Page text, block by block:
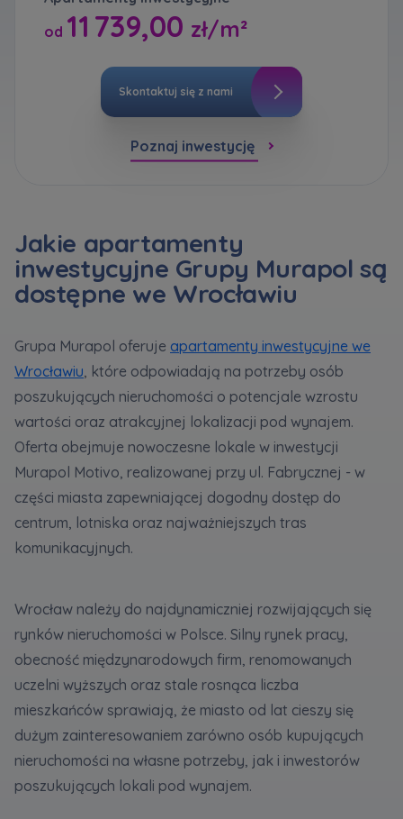
bezpieczeństwo... *
Rozwiń
handlowej od
Rozwiń
Wyślij
od 11 739,00 zł/m²
Skontaktuj się z nami
Poznaj inwestycję
Jakie apartamenty
inwestycyjne Grupy Murapol są
dostępne we Wrocławiu
Grupa Murapol oferuje apartamenty inwestycyjne we
Wrocławiu , które odpowiadają na potrzeby osób
poszukujących nieruchomości o potencjale wzrostu
wartości oraz atrakcyjnej lokalizacji pod wynajem.
Oferta obejmuje nowoczesne lokale w inwestycji
Murapol Motivo, realizowanej przy ul. Fabrycznej - w
części miasta zapewniającej dogodny dostęp do
centrum, lotniska oraz najważniejszych tras
komunikacyjnych.
Wrocław należy do najdynamiczniej rozwijających się
rynków nieruchomości w Polsce. Silny rynek pracy,
obecność międzynarodowych firm, renomowanych
uczelni wyższych oraz stale rosnąca liczba
mieszkańców sprawiają, że miasto od lat cieszy się
dużym zainteresowaniem zarówno osób kupujących
nieruchomości na własne potrzeby, jak i inwestorów
poszukujących lokali pod wynajem.
Zamawiam obsługę w języku ukraińskim (Замовляю
Rozwiń
Wyrażam zgodę na otrzymywanie informacji
handlowych od...
Każdej osobie przysługuje prawo dostępu do
treści swoich... *
Rozwiń
Zawiadomienia o nabyciu lub posiadaniu znacznego
pakietu akcji proszę wysyłać na
notyfikacje@murapol.pl
Skontaktuj się z nami
Кожна особа має право отримати доступ до
своїх персональних... *
Регламент надання електронних послуг товариством гк
Зв’яжіться з нами
Wyślij
Wyślij